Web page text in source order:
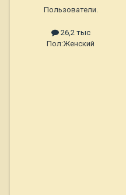
Пользователи.
26,2 тыс
Пол:Женский